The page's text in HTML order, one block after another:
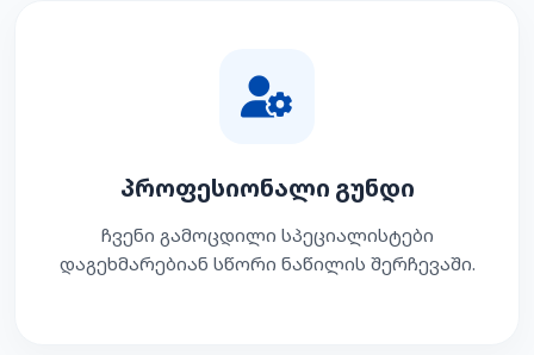
პროფესიონალი გუნდი
ჩვენი გამოცდილი სპეციალისტები
დაგეხმარებიან სწორი ნაწილის შერჩევაში.